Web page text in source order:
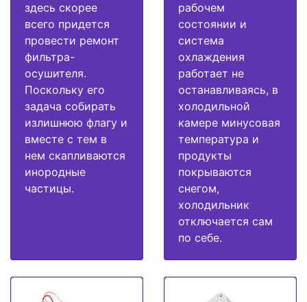
здесь скорее
всего придется
провести ремонт
фильтра-
осушителя.
Поскольку его
задача собирать
излишнюю флагу и
вместе с тем в
нем скапливаются
инородные
частицы.
рабочем
состоянии и
система
охлаждения
работает не
останавливаясь, в
холодильной
камере минусовая
температура и
продукты
покрываются
снегом,
холодильник
отключается сам
по себе.